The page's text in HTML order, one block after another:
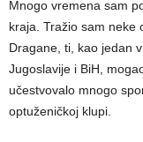
Mnogo vremena sam
kraja. Tražio sam neke
Dragane, ti, kao jedan
Jugoslavije i BiH,
učestvovalo mnogo
optuženičkoj klupi.